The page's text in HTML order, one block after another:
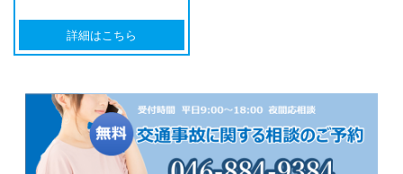
詳細はこちら